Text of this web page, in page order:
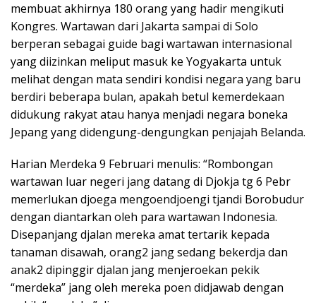
membuat akhirnya 180 orang yang hadir mengikuti
Kongres. Wartawan dari Jakarta sampai di Solo
berperan sebagai guide bagi wartawan internasional
yang diizinkan meliput masuk ke Yogyakarta untuk
melihat dengan mata sendiri kondisi negara yang baru
berdiri beberapa bulan, apakah betul kemerdekaan
didukung rakyat atau hanya menjadi negara boneka
Jepang yang didengung-dengungkan penjajah Belanda.
Harian Merdeka 9 Februari menulis: “Rombongan
wartawan luar negeri jang datang di Djokja tg 6 Pebr
memerlukan djoega mengoendjoengi tjandi Borobudur
dengan diantarkan oleh para wartawan Indonesia.
Disepanjang djalan mereka amat tertarik kepada
tanaman disawah, orang2 jang sedang bekerdja dan
anak2 dipinggir djalan jang menjeroekan pekik
“merdeka” jang oleh mereka poen didjawab dengan